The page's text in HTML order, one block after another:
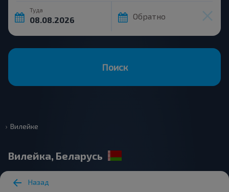
Туда
Обратно
Поиск
Вилейке
Вилейка, Беларусь
Назад